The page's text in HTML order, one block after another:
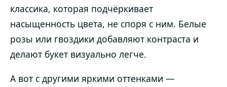
классика, которая подчёркивает
насыщенность цвета, не споря с ним. Белые
розы или гвоздики добавляют контраста и
делают букет визуально легче.
А вот с другими яркими оттенками —